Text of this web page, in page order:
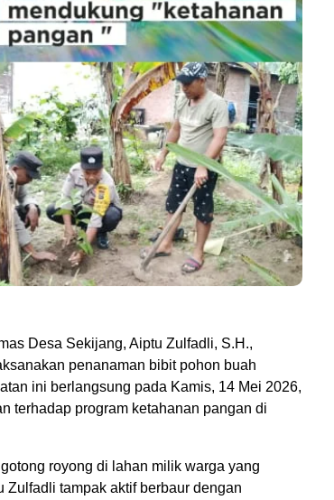
Desa Sekijang, Aiptu Zulfadli, S.H.,
penanaman bibit pohon buah
ini berlangsung pada Kamis, 14 Mei 2026,
terhadap program ketahanan pangan di
royong di lahan milik warga yang
Zulfadli tampak aktif berbaur dengan